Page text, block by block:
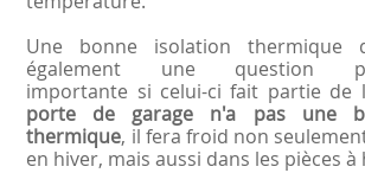
Une bonne isolation thermique
également une question
importante si celui-ci fait partie de
porte de garage n'a pas une
thermique, il fera froid non
en hiver, mais aussi dans les pièces à